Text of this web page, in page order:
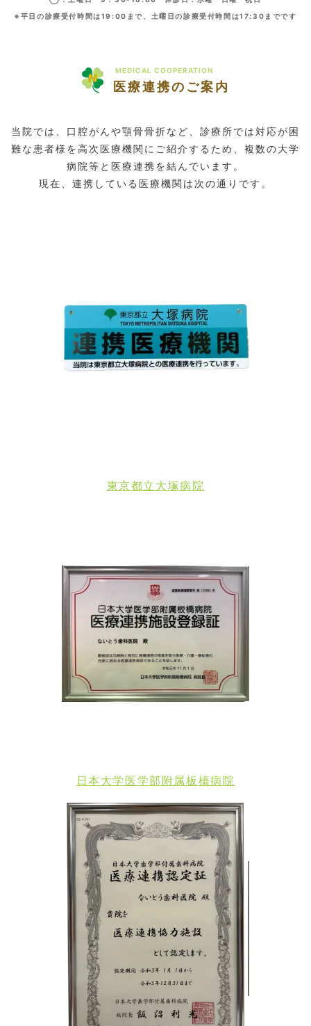
※平日の診療受付時間は19:00まで、土曜日の診療受付時間は17:30までです
MEDICAL COOPERATION
医療連携のご案内
当院では、口腔がんや顎骨骨折など、診療所では対応が困
難な患者様を高次医療機関にご紹介するため、複数の大学
病院等と医療連携を結んでいます。
現在、連携している医療機関は次の通りです。
東京都立大塚病院
日本大学医学部附属板橋病院